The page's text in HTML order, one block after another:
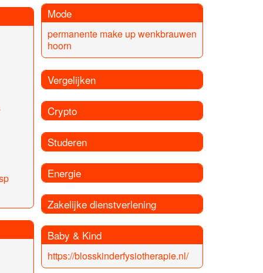
Mode
permanente make up wenkbrauwen
hoorn
Vergelijken
Crypto
Studeren
Energie
Zakelijke dienstverlening
Baby & Kind
https://blosskinderfysiotherapie.nl/